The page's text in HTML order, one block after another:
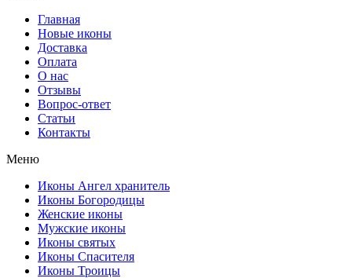
Главная
Новые иконы
Доставка
Оплата
О нас
Отзывы
Вопрос-ответ
Статьи
Контакты
Меню
Иконы Ангел хранитель
Иконы Богородицы
Женские иконы
Мужские иконы
Иконы святых
Иконы Спасителя
Иконы Троицы